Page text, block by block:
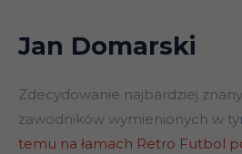
Jan Domarski
Zdecydowanie najbardziej
zawodników wymienionych w
temu na łamach Retro Futbol